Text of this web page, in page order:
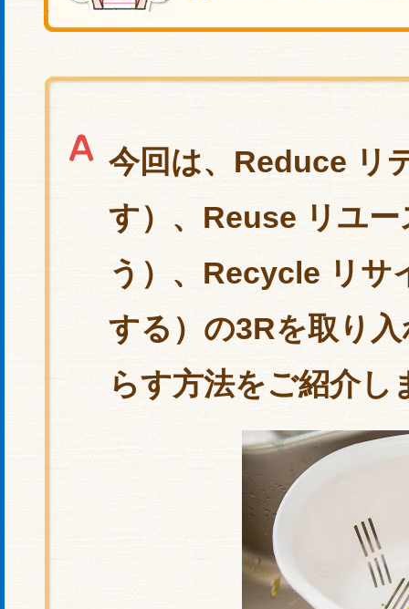
今回は、Reduce リ
す）、Reuse リユ
う）、Recycle リサ
する）の3Rを取り
らす方法をご紹介し